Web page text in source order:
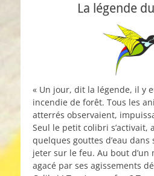
La légende
« Un jour, dit la légende, il y
incendie de forêt. Tous les
atterrés observaient,
Seul le petit colibri s’activait,
quelques gouttes d’eau dans
jeter sur le feu. Au bout d’un
agacé par ses agissements